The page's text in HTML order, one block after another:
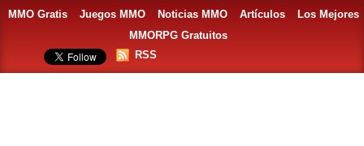
MMO Gratis Juegos MMO Noticias MMO Artículos
Los Mejores
MMORPG Gratuitos
RSS